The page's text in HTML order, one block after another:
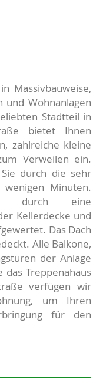
Massivbauweise,
und Wohnanlagen
Stadtteil in
bietet Ihnen
zahlreiche kleine
Verweilen ein.
durch die sehr
Minuten.
durch eine
Kellerdecke und
Das Dach
Alle Balkone,
der Anlage
Treppenahaus
verfügen wir
um Ihren
für den